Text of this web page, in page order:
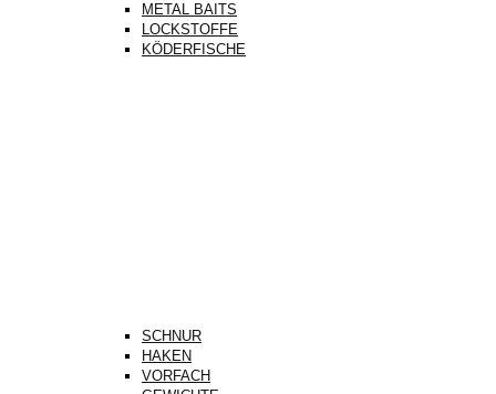
METAL BAITS
LOCKSTOFFE
KÖDERFISCHE
SCHNUR
HAKEN
VORFACH